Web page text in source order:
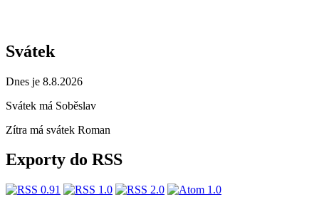
Svátek
Dnes je 8.8.2026
Svátek má Soběslav
Zítra má svátek Roman
Exporty do RSS